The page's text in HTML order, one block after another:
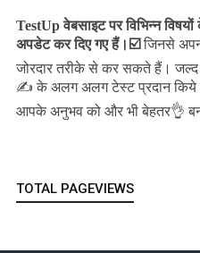
TestUp वेबसाइट पर विभिन्न
अपडेट कर दिए गए हैं। ☑️ जिनसे
जोरदार तरीके से कर सकते हैं।जल्द
✍️ के अलग अलग टेस्ट प्रदान किये
आपके अनुभव को और भी बेहतर👌
TOTAL PAGEVIEWS